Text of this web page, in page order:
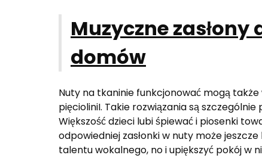
Muzyczne
domów
Nuty na tkaninie funkcjonować mogą
pięcioliniI. Takie rozwiązania są
Większość dzieci lubi śpiewać i piosenki
odpowiedniej zasłonki w nuty może
talentu wokalnego, no i upiększyć pokój w